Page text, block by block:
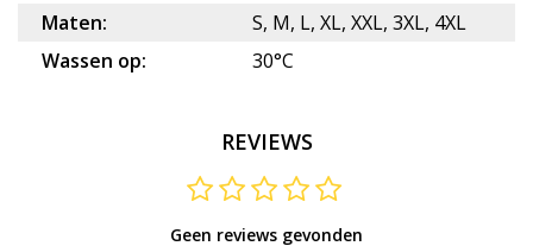
Maten:
S, M, L, XL, XXL, 3XL, 4XL
Wassen op:
30°C
REVIEWS
Geen reviews gevonden